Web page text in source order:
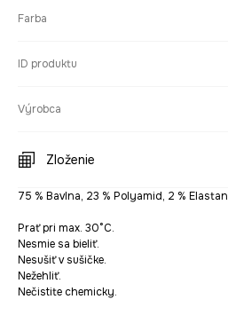
Farba
ID produktu
Výrobca
Zloženie
75 % Bavlna, 23 % Polyamid, 2 % Elastan
Prať pri max. 30°C.
Nesmie sa bieliť.
Nesušiť v sušičke.
Nežehliť.
Nečistite chemicky.